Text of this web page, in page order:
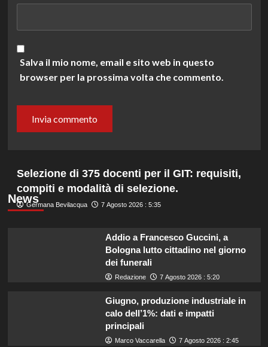
Salva il mio nome, email e sito web in questo
browser per la prossima volta che commento.
News
Selezione di 375 docenti per il GIT: requisiti,
compiti e modalità di selezione.
Germana Bevilacqua 7 Agosto 2026 : 5:35
Addio a Francesco Guccini, a
Bologna lutto cittadino nel giorno
dei funerali
Redazione 7 Agosto 2026 : 5:20
Giugno, produzione industriale in
calo dell’1%: dati e impatti
principali
Marco Vaccarella 7 Agosto 2026 : 2:45